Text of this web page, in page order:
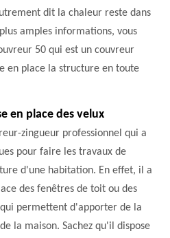
dit la chaleur reste dans
amples informations, vous
50 qui est un couvreur
en place la structure en toute
en place des velux
zingueur professionnel qui a
pour faire les travaux de
d'une habitation. En effet, il a
des fenêtres de toit ou des
permettent d'apporter de la
la maison. Sachez qu'il dispose